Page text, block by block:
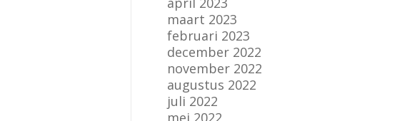
maart 2023
februari 2023
december 2022
november 2022
augustus 2022
juli 2022
mei 2022